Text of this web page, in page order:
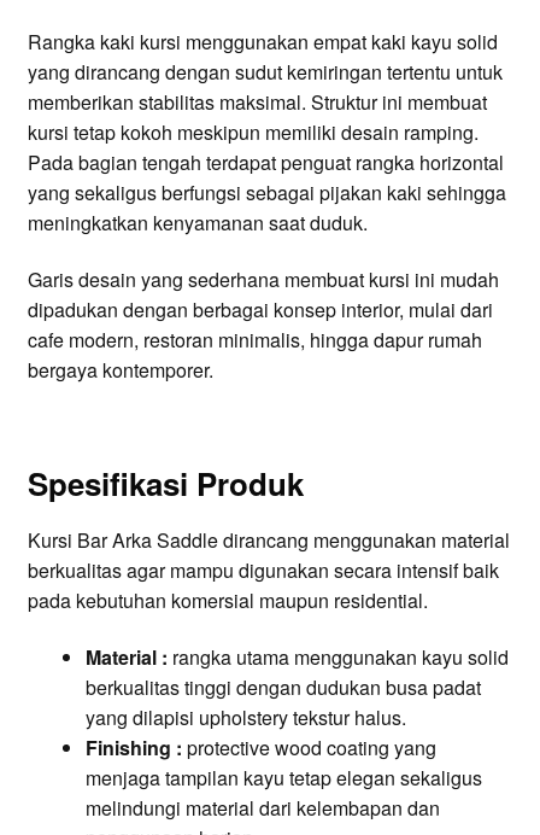
Rangka kaki kursi menggunakan empat kaki kayu solid
yang dirancang dengan sudut kemiringan tertentu untuk
memberikan stabilitas maksimal. Struktur ini membuat
kursi tetap kokoh meskipun memiliki desain ramping.
Pada bagian tengah terdapat penguat rangka horizontal
yang sekaligus berfungsi sebagai pijakan kaki sehingga
meningkatkan kenyamanan saat duduk.
Garis desain yang sederhana membuat kursi ini mudah
dipadukan dengan berbagai konsep interior, mulai dari
cafe modern, restoran minimalis, hingga dapur rumah
bergaya kontemporer.
Spesifikasi Produk
Kursi Bar Arka Saddle dirancang menggunakan material
berkualitas agar mampu digunakan secara intensif baik
pada kebutuhan komersial maupun residential.
Material : rangka utama menggunakan kayu solid
berkualitas tinggi dengan dudukan busa padat
yang dilapisi upholstery tekstur halus.
Finishing : protective wood coating yang
menjaga tampilan kayu tetap elegan sekaligus
melindungi material dari kelembapan dan